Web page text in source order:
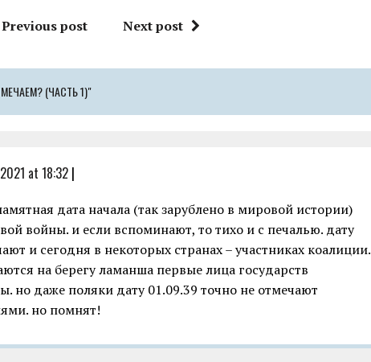
a
Previous post Next post
(ЧАСТЬ 1)"
at 18:32 |
дата начала (так зарублено в мировой истории)
войны. и если вспоминают, то тихо и с печалью. дату
и сегодня в некоторых странах – участниках коалиции.
на берегу ламанша первые лица государств
но даже поляки дату 01.09.39 точно не отмечают
но помнят!